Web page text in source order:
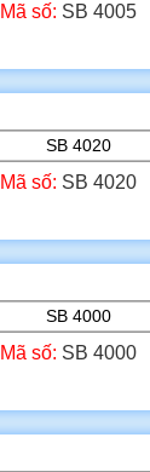
Mã số: SB 4005
Mã số: SB 4020
Mã số: SB 4000